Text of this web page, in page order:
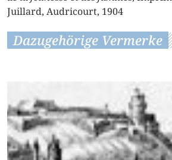
Juillard, Audricourt, 1904
Dazugehörige Vermerke